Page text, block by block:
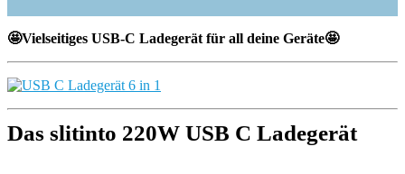
🤩Vielseitiges USB-C Ladegerät für all deine Geräte🤩
Das slitinto 220W USB C Ladegerät